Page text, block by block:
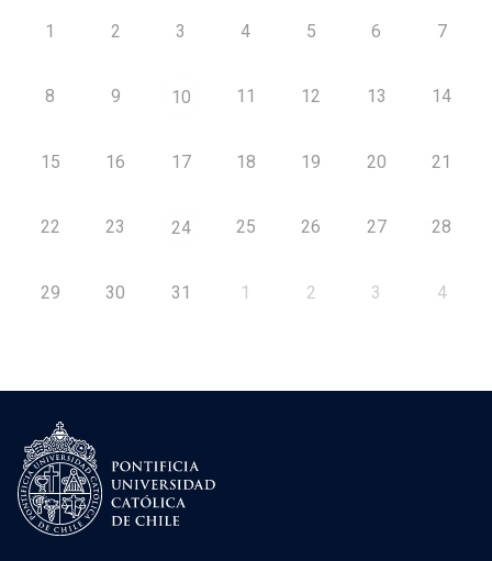
1 2 3 4 5 6 7
8 9 10 11 12 13 14
15 16 17 18 19 20 21
22 23 24 25 26 27 28
29 30 31 1 2 3 4